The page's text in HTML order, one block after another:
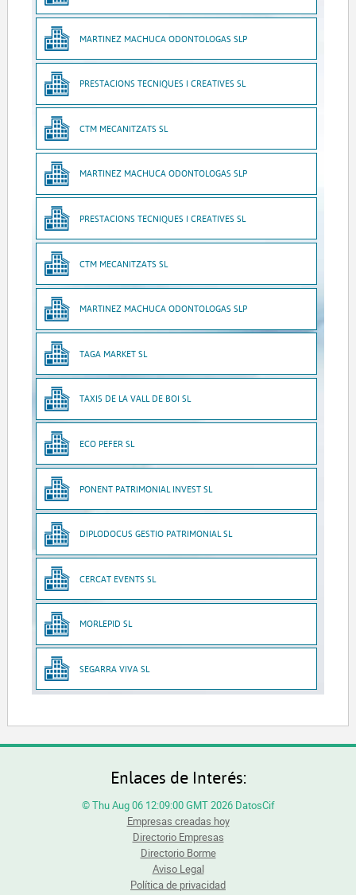
MARTINEZ MACHUCA ODONTOLOGAS SLP
PRESTACIONS TECNIQUES I CREATIVES SL
CTM MECANITZATS SL
MARTINEZ MACHUCA ODONTOLOGAS SLP
PRESTACIONS TECNIQUES I CREATIVES SL
CTM MECANITZATS SL
MARTINEZ MACHUCA ODONTOLOGAS SLP
TAGA MARKET SL
TAXIS DE LA VALL DE BOI SL
ECO PEFER SL
PONENT PATRIMONIAL INVEST SL
DIPLODOCUS GESTIO PATRIMONIAL SL
CERCAT EVENTS SL
MORLEPID SL
SEGARRA VIVA SL
Enlaces de Interés:
© Thu Aug 06 12:09:00 GMT 2026 DatosCif
Empresas creadas hoy
Directorio Empresas
Directorio Borme
Aviso Legal
Política de privacidad